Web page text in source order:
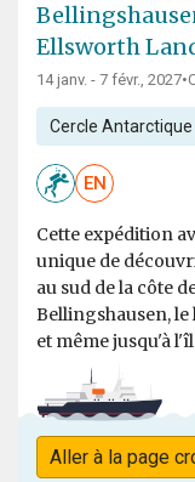
Ellsworth
14 janv. - 7 févr., 2027•
Cercle Antarctique
EN
Cette expédition
unique de
au sud de la côte
Bellingshausen,
et même jusqu'à
Aller à la page